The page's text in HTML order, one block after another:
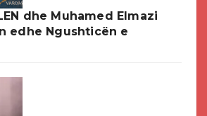
dhe Muhamed Elmazi
edhe Ngushticën e